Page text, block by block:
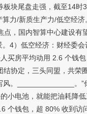
尾盘走强，截至14时
/新质生产力/低空经济
点，国内智算中心建设
4）低空经济：财经委
房平均动用 2.6 个钱包
定，三头同盟，共荣
。______________。”
电池，就能把油耗降低
钱包，超 80% 收到访